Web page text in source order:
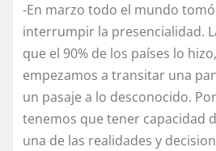
-En marzo todo el mundo
interrumpir la presencialidad.
que el 90% de los países lo
empezamos a transitar una
un pasaje a lo desconocido.
tenemos que tener capacidad
una de las realidades y